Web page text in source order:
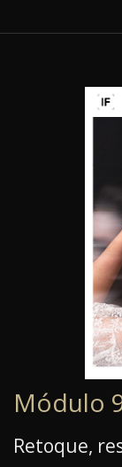
Módulo
Retoque,